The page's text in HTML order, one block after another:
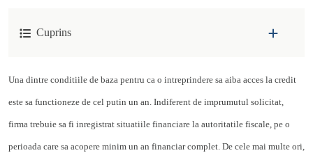
Cuprins
Una dintre conditiile de baza pentru ca o intreprindere sa aiba acces la credit
este sa functioneze de cel putin un an. Indiferent de imprumutul solicitat,
firma trebuie sa fi inregistrat situatiile financiare la autoritatile fiscale, pe o
perioada care sa acopere minim un an financiar complet. De cele mai multe ori,